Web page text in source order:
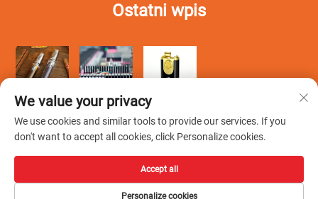
Ostatni wpis
Copyright © Wenzhou Debang Smoking Set Co., Ltd. Wszelkie
We value your privacy
We use cookies and similar tools to provide our services. If you
don't want to accept all cookies, click Personalize cookies.
Personalize cookies
Accept all